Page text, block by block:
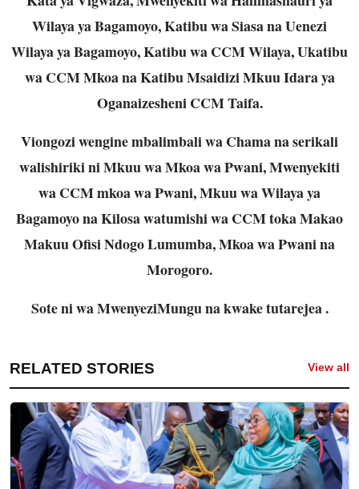
Wilaya ya Bagamoyo, Katibu wa Siasa na Uenezi
Wilaya ya Bagamoyo, Katibu wa CCM Wilaya, Ukatibu
wa CCM Mkoa na Katibu Msaidizi Mkuu Idara ya
Oganaizesheni CCM Taifa.
Viongozi wengine mbalimbali wa Chama na serikali
walishiriki ni Mkuu wa Mkoa wa Pwani, Mwenyekiti
wa CCM mkoa wa Pwani, Mkuu wa Wilaya ya
Bagamoyo na Kilosa watumishi wa CCM toka Makao
Makuu Ofisi Ndogo Lumumba, Mkoa wa Pwani na
Morogoro.
Sote ni wa MwenyeziMungu na kwake tutarejea .
RELATED STORIES View all